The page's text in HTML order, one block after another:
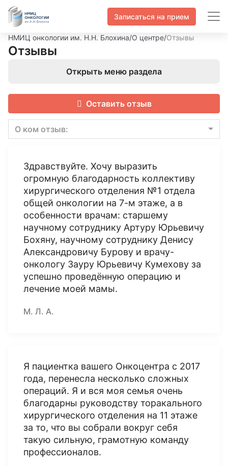
Записаться на прием
НМИЦ онкологии им. Н.Н. Блохина/О центре/Отзывы
Отзывы
Открыть меню раздела
Оставить отзыв
О ком отзыв:
Здравствуйте. Хочу выразить
огромную благодарность коллективу
хирургического отделения №1 отдела
общей онкологии на 7-м этаже, а в
особенности врачам: старшему
научному сотруднику Артуру Юрьевичу
Бохяну, научному сотруднику Денису
Александровичу Бурову и врачу-
онкологу Зауру Юрьевичу Кумехову за
успешно проведённую операцию и
лечение моей мамы.
М. Л. А.
Я пациентка вашего Онкоцентра с 2017
года, перенесла несколько сложных
операций. Я и вся моя семья очень
благодарны руководству торакального
хирургического отделения на 11 этаже
за то, что вы собрали вокруг себя
такую сильную, грамотную команду
профессионалов.